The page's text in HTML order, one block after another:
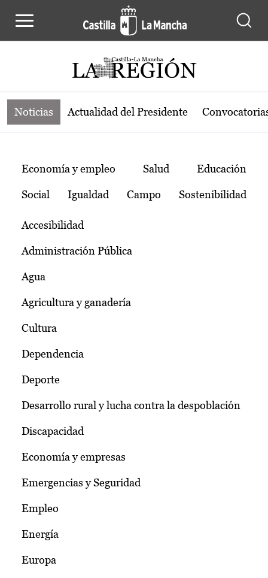
Noticias de la región de Castilla-La
Noticias Actualidad del Presidente
Temas
Economía y empleo Salud Educación
Social Igualdad Campo Sostenibilidad
Accesibilidad
Administración Pública
Agua
Agricultura y ganadería
Cultura
Dependencia
Deporte
Desarrollo rural y lucha contra la despoblación
Discapacidad
Economía y empresas
Emergencias y Seguridad
Empleo
Energía
Europa